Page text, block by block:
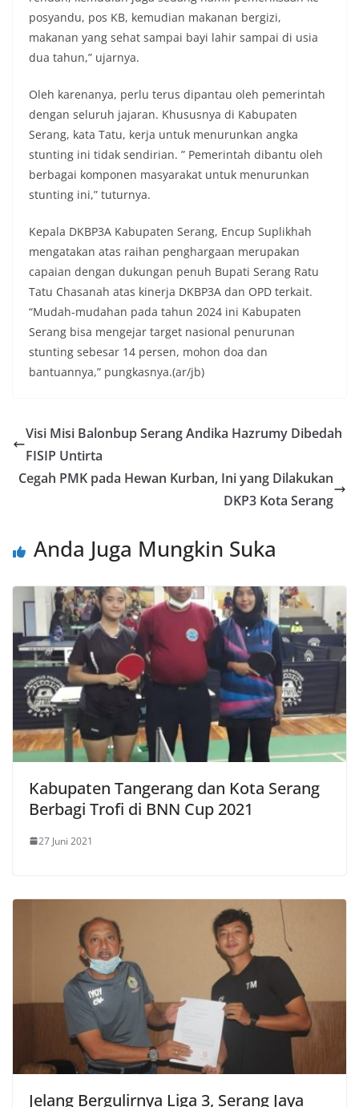
posyandu, pos KB, kemudian makanan bergizi,
makanan yang sehat sampai bayi lahir sampai di usia
dua tahun,” ujarnya.
Oleh karenanya, perlu terus dipantau oleh pemerintah
dengan seluruh jajaran. Khususnya di Kabupaten
Serang, kata Tatu, kerja untuk menurunkan angka
stunting ini tidak sendirian. ” Pemerintah dibantu oleh
berbagai komponen masyarakat untuk menurunkan
stunting ini,” tuturnya.
Kepala DKBP3A Kabupaten Serang, Encup Suplikhah
mengatakan atas raihan penghargaan merupakan
capaian dengan dukungan penuh Bupati Serang Ratu
Tatu Chasanah atas kinerja DKBP3A dan OPD terkait.
“Mudah-mudahan pada tahun 2024 ini Kabupaten
Serang bisa mengejar target nasional penurunan
stunting sebesar 14 persen, mohon doa dan
bantuannya,” pungkasnya.(ar/jb)
Visi Misi Balonbup Serang Andika Hazrumy Dibedah
FISIP Untirta
Cegah PMK pada Hewan Kurban, Ini yang Dilakukan
DKP3 Kota Serang
Anda Juga Mungkin Suka
Kabupaten Tangerang dan Kota Serang
Berbagi Trofi di BNN Cup 2021
27 Juni 2021
Jelang Bergulirnya Liga 3, Serang Jaya